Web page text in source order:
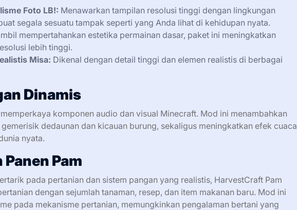
Foto LB!: Menawarkan tampilan resolusi tinggi dengan lingkungan
segala sesuatu tampak seperti yang Anda lihat di kehidupan nyata.
mempertahankan estetika permainan dasar, paket ini meningkatkan
lebih tinggi.
Misa: Dikenal dengan detail tinggi dan elemen realistis di berbagai
Dinamis
komponen audio dan visual Minecraft. Mod ini menambahkan
dedaunan dan kicauan burung, sekaligus meningkatkan efek cuaca
nyata.
Pam
pada pertanian dan sistem pangan yang realistis, HarvestCraft Pam
dengan sejumlah tanaman, resep, dan item makanan baru. Mod ini
pada mekanisme pertanian, memungkinkan pengalaman bertani yang